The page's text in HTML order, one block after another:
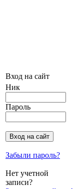
Вход на сайт
Ник
Пароль
Забыли пароль?
Нет учетной
записи?